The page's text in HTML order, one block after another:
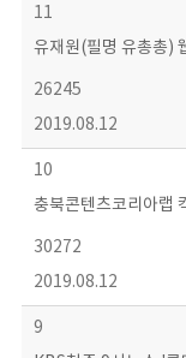
11
유재원(필명 유총총)
26245
2019.08.12
10
충북콘텐츠코리아랩
30272
2019.08.12
9